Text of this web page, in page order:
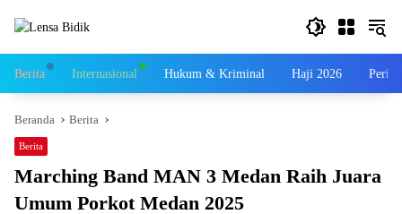
Berita Internasional Hukum & Kriminal Haji 2026
Beranda Berita
Berita
Marching Band MAN 3 Medan Raih Juara
Umum Porkot Medan 2025